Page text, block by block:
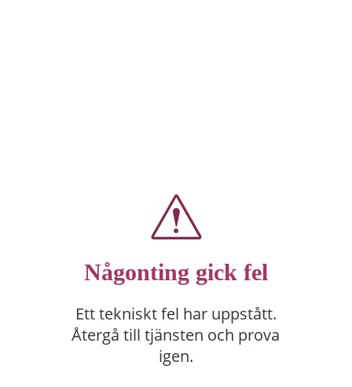
Någonting gick fel
Ett tekniskt fel har uppstått.
Återgå till tjänsten och prova
igen.